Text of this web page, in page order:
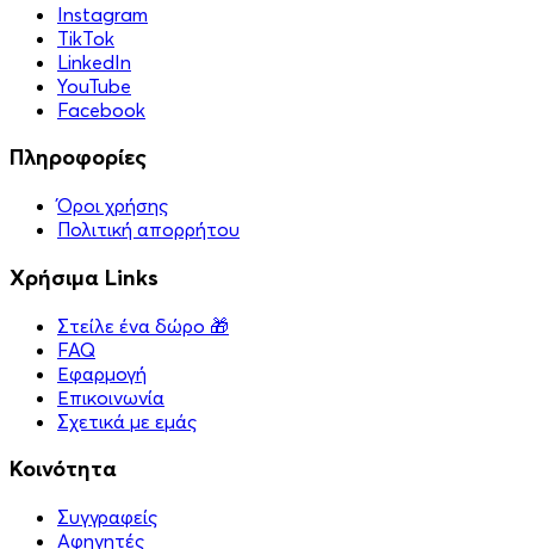
Instagram
TikTok
LinkedIn
YouTube
Facebook
Πληροφορίες
Όροι χρήσης
Πολιτική απορρήτου
Χρήσιμα Links
Στείλε ένα δώρο 🎁
FAQ
Εφαρμογή
Επικοινωνία
Σχετικά με εμάς
Κοινότητα
Συγγραφείς
Αφηγητές